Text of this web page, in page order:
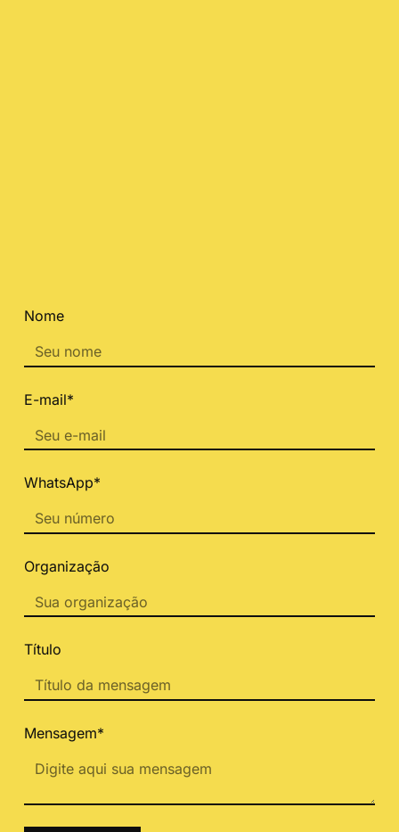
Nome
E-mail*
WhatsApp*
Organização
Título
Mensagem*